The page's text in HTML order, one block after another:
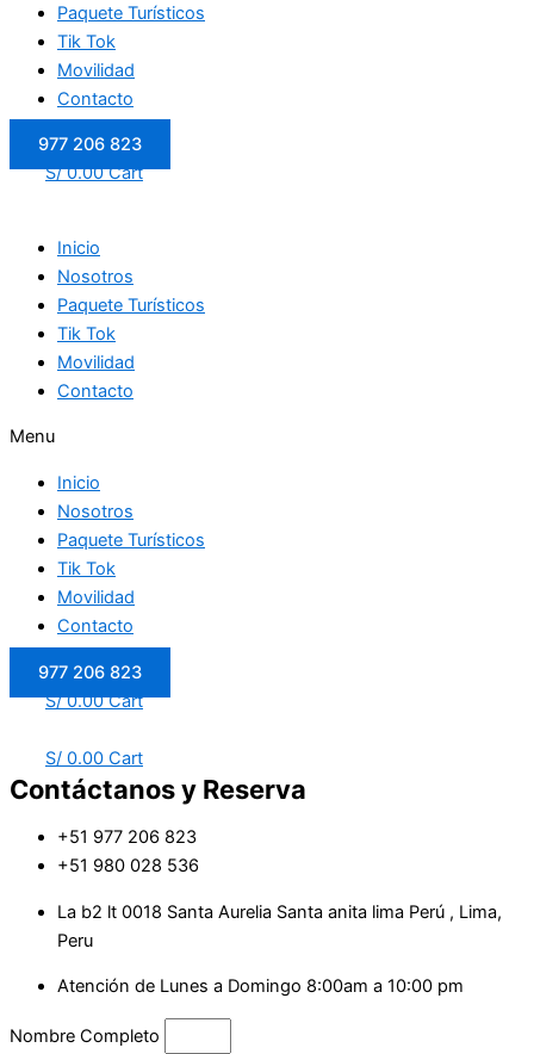
Paquete Turísticos
Tik Tok
Movilidad
Contacto
977 206 823
S/0.00 Cart
Inicio
Nosotros
Paquete Turísticos
Tik Tok
Movilidad
Contacto
Menu
Inicio
Nosotros
Paquete Turísticos
Tik Tok
Movilidad
Contacto
977 206 823
S/0.00 Cart
S/ 0.00 Cart
Contáctanos y Reserva
+51 977 206 823
+51 980 028 536
La b2 lt 0018 Santa Aurelia Santa anita lima Perú , Lima,
Peru
Atención de Lunes a Domingo 8:00am a 10:00 pm
Nombre Completo